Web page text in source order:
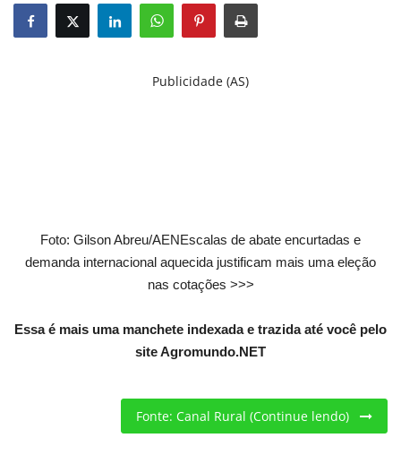
Direto da Fonte
Cotações
Publicidade (AS)
Foto: Gilson Abreu/AENEscalas de abate encurtadas e
demanda internacional aquecida justificam mais uma eleção
nas cotações >>>
Essa é mais uma manchete indexada e trazida até você pelo
site Agromundo.NET
Fonte: Canal Rural (Continue lendo)